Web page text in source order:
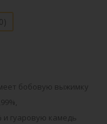
бобовую выжимку
и гуаровую камедь